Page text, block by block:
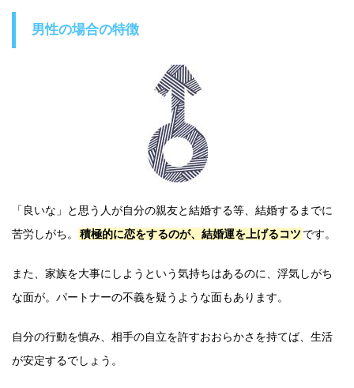
男性の場合の特徴
「良いな」と思う人が自分の親友と結婚する等、結婚するまでに
苦労しがち。
積極的に恋をするのが、結婚運を上げるコツ です。
また、家族を大事にしようという気持ちはあるのに、浮気しがち
な面が。パートナーの不義を疑うような面もあります。
自分の行動を慎み、相手の自立を許すおおらかさを持てば、生活
が安定するでしょう。